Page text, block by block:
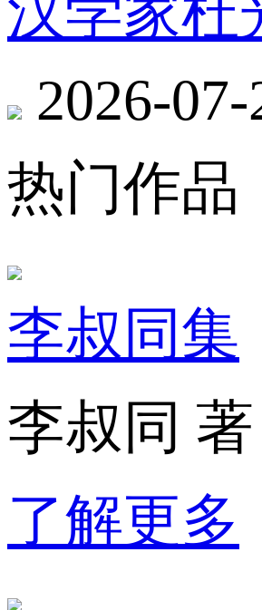
2026-07-
热门作品
李叔同集
李叔同 著
了解更多